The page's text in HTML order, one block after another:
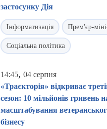
застосунку Дія
Інформатизація Прем'єр-
Соціальна політика
14:45, 04 серпня
«Траєкторія» відкриває
сезон: 10 мільйонів гривень
масштабування
бізнесу